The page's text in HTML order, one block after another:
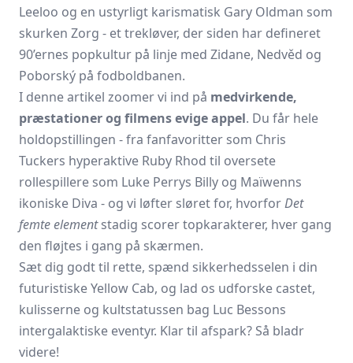
Leeloo og en ustyrligt karismatisk Gary Oldman som
skurken Zorg - et trekløver, der siden har defineret
90’ernes popkultur på linje med Zidane, Nedvěd og
Poborský på fodboldbanen.
I denne artikel zoomer vi ind på medvirkende,
præstationer og filmens evige appel. Du får hele
holdopstillingen - fra fanfavoritter som Chris
Tuckers hyperaktive Ruby Rhod til oversete
rollespillere som Luke Perrys Billy og Maïwenns
ikoniske Diva - og vi løfter sløret for, hvorforDet
femte elementstadig scorer topkarakterer, hver gang
den fløjtes i gang på skærmen.
Sæt dig godt til rette, spænd sikkerhedsselen i din
futuristiske Yellow Cab, og lad os udforske castet,
kulisserne og kultstatussen bag Luc Bessons
intergalaktiske eventyr. Klar til afspark? Så bladr
videre!